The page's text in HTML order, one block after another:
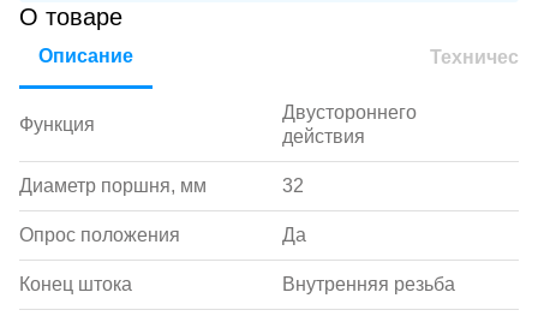
О товаре
Описание
Функция
Двустороннего
действия
Диаметр поршня, мм 32
Опрос положения Да
Конец штока Внутренняя резьба